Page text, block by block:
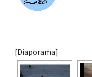
[Diaporama]